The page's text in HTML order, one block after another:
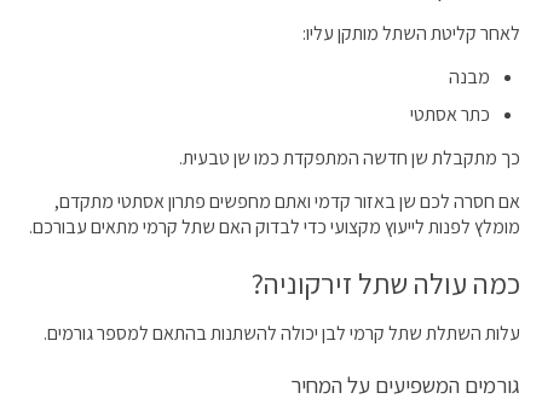
לאחר קליטת השתל מותקן עליו:
מבנה
כתר אסתטי
כך מתקבלת שן חדשה המתפקדת כמו שן טבעית.
אם חסרה לכם שן באזור קדמי ואתם מחפשים פתרון אסתטי מתקדם,
מומלץ לפנות לייעוץ מקצועי כדי לבדוק האם שתל קרמי מתאים עבורכם.
כמה עולה שתל זירקוניה?
עלות השתלת שתל קרמי לבן יכולה להשתנות בהתאם למספר גורמים.
גורמים המשפיעים על המחיר